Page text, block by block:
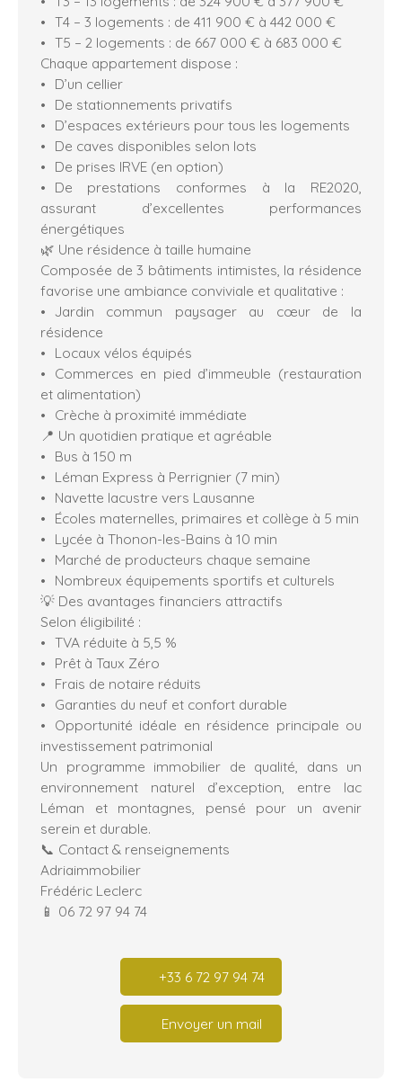
T4 – 3 logements : de 411 900 € à 442 000 €
T5 – 2 logements : de 667 000 € à 683 000 €
Chaque appartement dispose :
D’un cellier
De stationnements privatifs
D’espaces extérieurs pour tous les logements
De caves disponibles selon lots
De prises IRVE (en option)
De prestations conformes à la RE2020,
assurant d’excellentes performances
énergétiques
🌿 Une résidence à taille humaine
Composée de 3 bâtiments intimistes, la résidence
favorise une ambiance conviviale et qualitative :
Jardin commun paysager au cœur de la
résidence
Locaux vélos équipés
Commerces en pied d’immeuble (restauration
et alimentation)
Crèche à proximité immédiate
📍 Un quotidien pratique et agréable
Bus à 150 m
Léman Express à Perrignier (7 min)
Navette lacustre vers Lausanne
Écoles maternelles, primaires et collège à 5 min
Lycée à Thonon-les-Bains à 10 min
Marché de producteurs chaque semaine
Nombreux équipements sportifs et culturels
💡 Des avantages financiers attractifs
Selon éligibilité :
TVA réduite à 5,5 %
Prêt à Taux Zéro
Frais de notaire réduits
Garanties du neuf et confort durable
Opportunité idéale en résidence principale ou
investissement patrimonial
Un programme immobilier de qualité, dans un
environnement naturel d’exception, entre lac
Léman et montagnes, pensé pour un avenir
serein et durable.
📞 Contact & renseignements
Adriaimmobilier
Frédéric Leclerc
📱 06 72 97 94 74
+33 6 72 97 94 74
Envoyer un mail